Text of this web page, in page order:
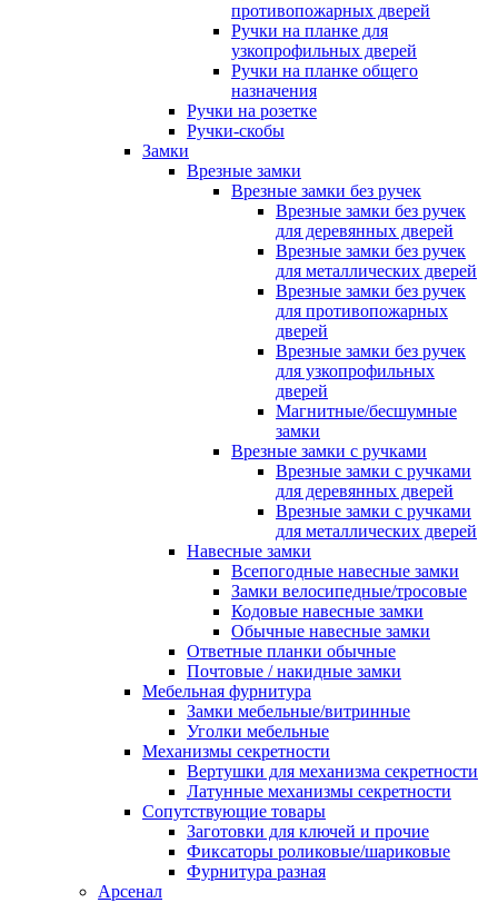
противопожарных дверей
Ручки на планке для
узкопрофильных дверей
Ручки на планке общего
назначения
Ручки на розетке
Ручки-скобы
Замки
Врезные замки
Врезные замки без ручек
Врезные замки без ручек
для деревянных дверей
Врезные замки без ручек
для металлических дверей
Врезные замки без ручек
для противопожарных
дверей
Врезные замки без ручек
для узкопрофильных
дверей
Магнитные/бесшумные
замки
Врезные замки с ручками
Врезные замки с ручками
для деревянных дверей
Врезные замки с ручками
для металлических дверей
Навесные замки
Всепогодные навесные замки
Замки велосипедные/тросовые
Кодовые навесные замки
Обычные навесные замки
Ответные планки обычные
Почтовые / накидные замки
Мебельная фурнитура
Замки мебельные/витринные
Уголки мебельные
Механизмы секретности
Вертушки для механизма секретности
Латунные механизмы секретности
Сопутствующие товары
Заготовки для ключей и прочие
Фиксаторы роликовые/шариковые
Фурнитура разная
Арсенал